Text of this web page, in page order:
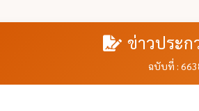
ข่าวประก
ฉบับที่ :